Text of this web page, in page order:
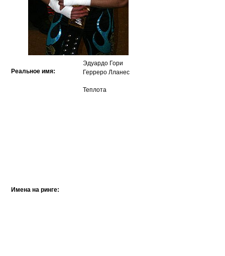
Реальное имя:
Эдуардо Гори
Герреро Лланес
Имена на ринге:
Теплота